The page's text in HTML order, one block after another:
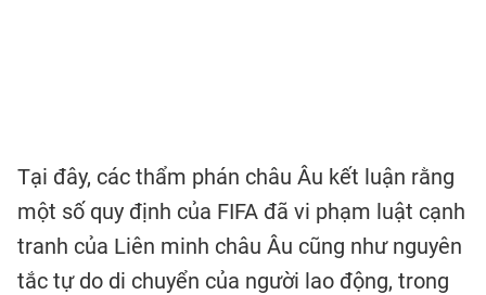
Tại đây, các thẩm phán châu Âu kết luận rằng
một số quy định của FIFA đã vi phạm luật cạnh
tranh của Liên minh châu Âu cũng như nguyên
tắc tự do di chuyển của người lao động, trong